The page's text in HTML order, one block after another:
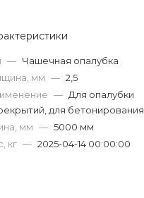
— Чашечная опалубка
мм — 2,5
— Для опалубки
для бетонирования
мм — 5000 мм
кг — 2025-04-14 00:00:00